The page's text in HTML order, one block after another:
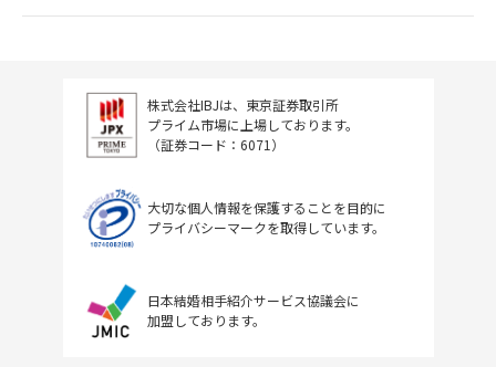
株式会社IBJは、東京証券取引所
プライム市場に上場しております。
（証券コード：6071）
大切な個人情報を保護することを目的に
プライバシーマークを取得しています。
日本結婚相手紹介サービス協議会に
加盟しております。